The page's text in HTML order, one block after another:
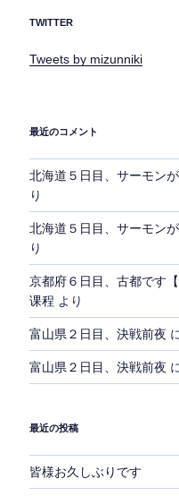
TWITTER
Tweets by mizunniki
最近のコメント
北海道５日目、サーモンが
り
北海道５日目、サーモンが
り
京都府６日目、古都です【
课程 より
富山県２日目、決戦前夜
富山県２日目、決戦前夜
最近の投稿
皆様お久しぶりです